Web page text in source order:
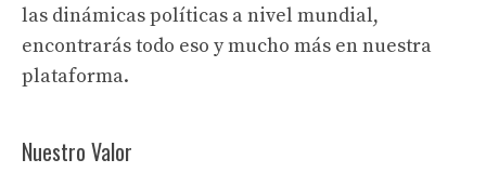
las dinámicas políticas a nivel mundial,
encontrarás todo eso y mucho más en nuestra
plataforma.
Nuestro Valor